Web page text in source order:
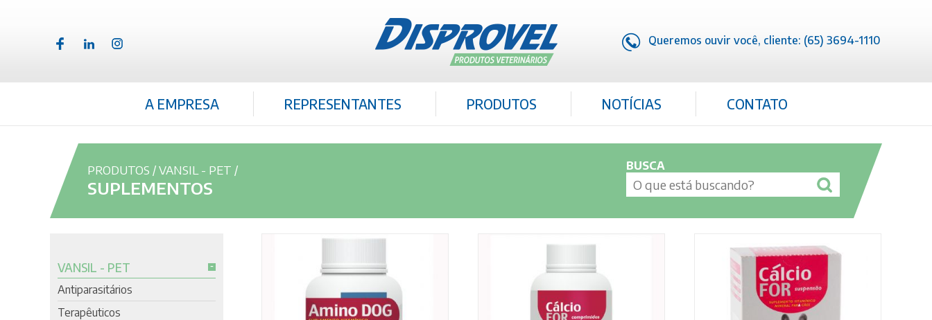
Queremos ouvir você, cliente: (65) 3694-1110
A EMPRESA REPRESENTANTES PRODUTOS NOTÍCIAS CONTATO
PRODUTOS /VANSIL - PET /
SUPLEMENTOS
BUSCA
VANSIL - PET
Antiparasitários
Terapêuticos